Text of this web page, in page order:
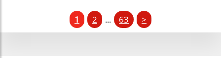
1 2 ... 63 >